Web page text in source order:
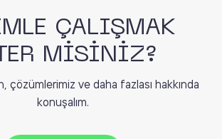
ÇALIŞMAK
MİSİNİZ?
çözümlerimiz ve daha fazlası hakkında
konuşalım.